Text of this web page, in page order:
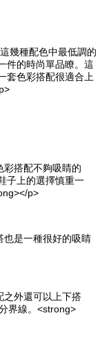
幾種配色中最低調的
件的時尚單品瞭。這
套色彩搭配很適合上
搭配不夠吸睛的
子上的選擇慎重一
p>
也是一種很好的吸睛
外還可以上下搭
界線。<strong>